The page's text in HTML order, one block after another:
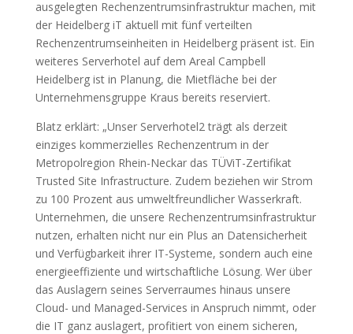
ausgelegten Rechenzentrumsinfrastruktur machen, mit
der Heidelberg iT aktuell mit fünf verteilten
Rechenzentrumseinheiten in Heidelberg präsent ist. Ein
weiteres Serverhotel auf dem Areal Campbell
Heidelberg ist in Planung, die Mietfläche bei der
Unternehmensgruppe Kraus bereits reserviert.
Blatz erklärt: „Unser Serverhotel2 trägt als derzeit
einziges kommerzielles Rechenzentrum in der
Metropolregion Rhein-Neckar das TÜViT-Zertifikat
Trusted Site Infrastructure. Zudem beziehen wir Strom
zu 100 Prozent aus umweltfreundlicher Wasserkraft.
Unternehmen, die unsere Rechenzentrumsinfrastruktur
nutzen, erhalten nicht nur ein Plus an Datensicherheit
und Verfügbarkeit ihrer IT-Systeme, sondern auch eine
energieeffiziente und wirtschaftliche Lösung. Wer über
das Auslagern seines Serverraumes hinaus unsere
Cloud- und Managed-Services in Anspruch nimmt, oder
die IT ganz auslagert, profitiert von einem sicheren,